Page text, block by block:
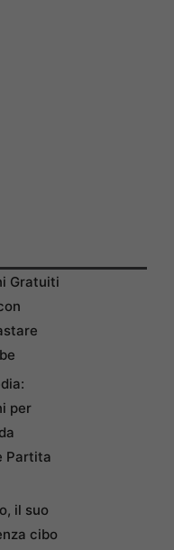
Gratuiti
per
Partita
il suo
cibo